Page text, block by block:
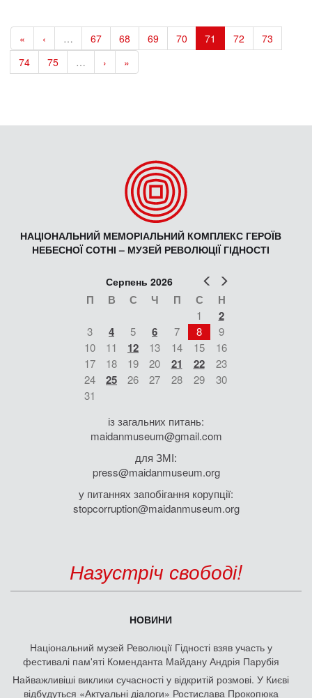
« ‹ … 67 68 69 70 71 72
73
74
75 … › »
НАЦІОНАЛЬНИЙ МЕМОРІАЛЬНИЙ КОМПЛЕКС ГЕРОЇВ
НЕБЕСНОЇ СОТНІ – МУЗЕЙ РЕВОЛЮЦІЇ ГІДНОСТІ
Попер
Серпень 2026
П В С Ч П С Н
1 2
3 4 5 6 7 8
9
10
11 12 13 14 15
16
17
18 19 20 21 22
23
24
25 26 27 28 29
30
31
із загальних питань:
maidanmuseum@gmail.com
для ЗМІ:
press@maidanmuseum.org
у питаннях запобігання корупції:
stopcorruption@maidanmuseum.org
Назустріч свободі!
НОВИНИ
Національний музей Революції Гідності взяв участь у
фестивалі пам'яті Коменданта Майдану Андрія Парубія
Найважливіші виклики сучасності у відкритій розмові. У Києві
відбудуться «Актуальні діалоги» Ростислава Прокопюка